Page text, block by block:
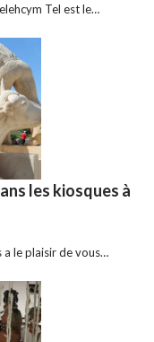
Tel est le…
les kiosques à
a le plaisir de vous…